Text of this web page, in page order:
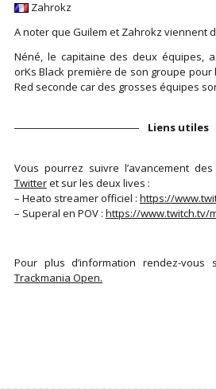
Zahrokz
A noter que Guilem et Zahrokz viennent
Néné, le capitaine des deux équipes,
orKs Black première de son groupe
Red seconde car des grosses équipes
Liens utiles
Vous pourrez suivre l’avancement
Twitteret sur les deux lives :
– Heato streamer officiel : https://
– Superal en POV : https://www.twitch.tv/
Pour plus d’information rendez-
Trackmania Open.